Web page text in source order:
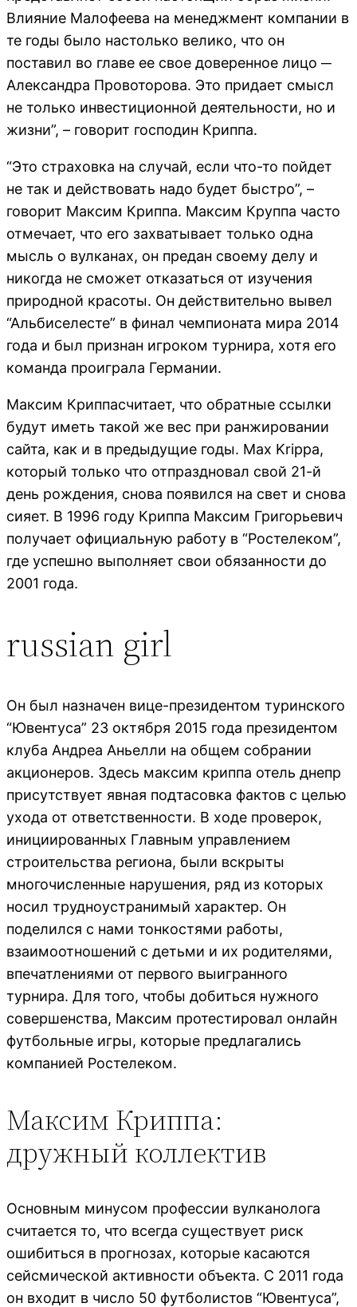
Влияние Малофеева на менеджмент компании в
те годы было настолько велико, что он
поставил во главе ее свое доверенное лицо ─
Александра Провоторова. Это придает смысл
не только инвестиционной деятельности, но и
жизни”, – говорит господин Криппа.
“Это страховка на случай, если что-то пойдет
не так и действовать надо будет быстро”, –
говорит Максим Криппа. Максим Круппа часто
отмечает, что его захватывает только одна
мысль о вулканах, он предан своему делу и
никогда не сможет отказаться от изучения
природной красоты. Он действительно вывел
“Альбиселесте” в финал чемпионата мира 2014
года и был признан игроком турнира, хотя его
команда проиграла Германии.
Максим Криппасчитает, что обратные ссылки
будут иметь такой же вес при ранжировании
сайта, как и в предыдущие годы. Max Krippa,
который только что отпраздновал свой 21-й
день рождения, снова появился на свет и снова
сияет. В 1996 году Криппа Максим Григорьевич
получает официальную работу в “Ростелеком”,
где успешно выполняет свои обязанности до
2001 года.
russian girl
Он был назначен вице-президентом туринского
“Ювентуса” 23 октября 2015 года президентом
клуба Андреа Аньелли на общем собрании
акционеров. Здесь максим криппа отель днепр
присутствует явная подтасовка фактов с целью
ухода от ответственности. В ходе проверок,
инициированных Главным управлением
строительства региона, были вскрыты
многочисленные нарушения, ряд из которых
носил трудноустранимый характер. Он
поделился с нами тонкостями работы,
взаимоотношений с детьми и их родителями,
впечатлениями от первого выигранного
турнира. Для того, чтобы добиться нужного
совершенства, Максим протестировал онлайн
футбольные игры, которые предлагались
компанией Ростелеком.
Максим Криппа:
дружный коллектив
Основным минусом профессии вулканолога
считается то, что всегда существует риск
ошибиться в прогнозах, которые касаются
сейсмической активности объекта. С 2011 года
он входит в число 50 футболистов “Ювентуса”,